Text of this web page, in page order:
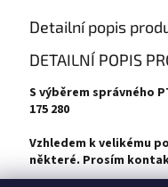
Detailní popis
DETAILNÍ POPIS
S výběrem správného
175 280
Vzhledem k velikému
některé. Prosím